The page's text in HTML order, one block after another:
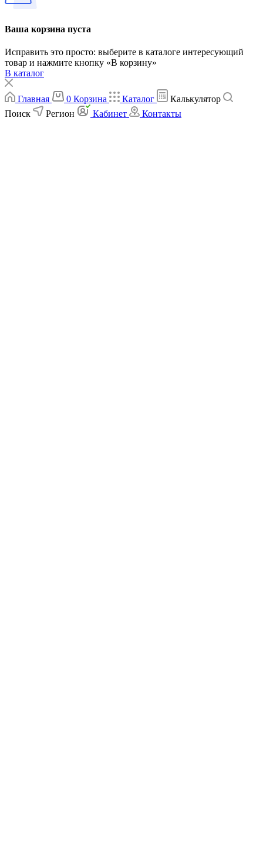
Ваша корзина пуста
Исправить это просто: выберите в каталоге интересующий
товар и нажмите кнопку «В корзину»
В каталог
Главная 0 Корзина Каталог
Калькулятор
Поиск
Регион Кабинет Контакты